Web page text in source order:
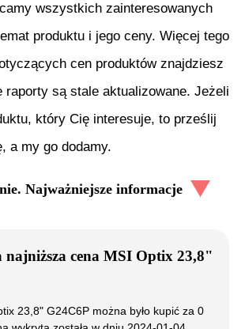
wszystkich zainteresowanych
produktu i jego ceny. Więcej tego
cen produktów znajdziesz
raporty są stale aktualizowane. Jeżeli
który Cię interesuje, to prześlij
a my go dodamy.
Najważniejsze informacje
najniższa cena MSI Optix 23,8"
23,8" G24C6P można było kupić za 0